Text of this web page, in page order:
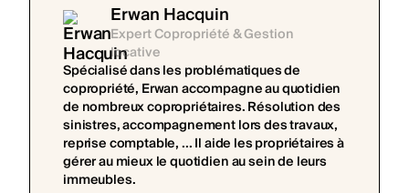
Erwan Hacquin
Expert Copropriété & Gestion
locative
Spécialisé dans les problématiques de
copropriété, Erwan accompagne au quotidien
de nombreux copropriétaires. Résolution des
sinistres, accompagnement lors des travaux,
reprise comptable, ... Il aide les propriétaires à
gérer au mieux le quotidien au sein de leurs
immeubles.